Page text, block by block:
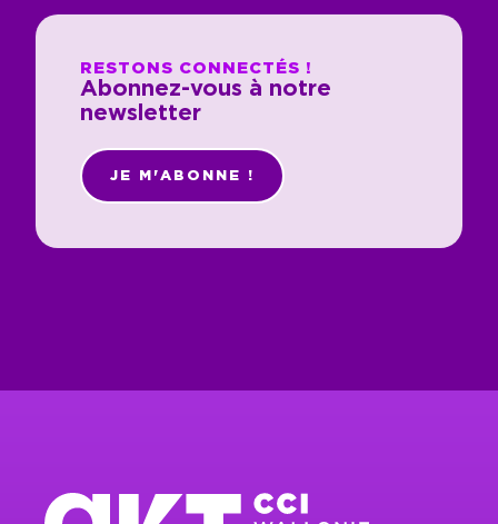
RESTONS CONNECTÉS !
Abonnez-vous à notre
newsletter
JE M'ABONNE !